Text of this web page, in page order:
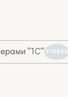
"1С" 575825